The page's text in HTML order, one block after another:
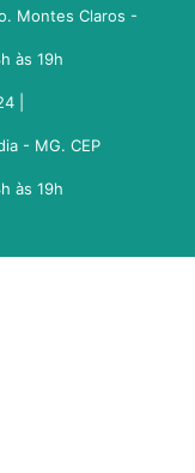
Montes Claros -
às 19h
|
- MG. CEP
às 19h